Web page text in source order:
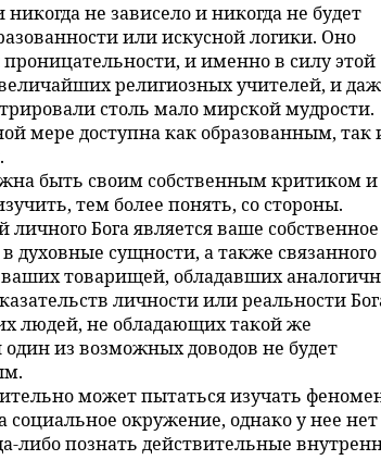
не зависело и никогда не будет
или искусной логики. Оно
и именно в силу этой
религиозных учителей, и
столь мало мирской мудрости.
мере доступна как образованным, так
быть своим собственным критиком и
тем более понять, со стороны.
Бога является ваше собственное
духовные сущности, а также связанного
товарищей, обладавших
личности или реальности
людей, не обладающих такой же
из возможных доводов не будет
может пытаться изучать
социальное окружение, однако у нее
либо познать действительные